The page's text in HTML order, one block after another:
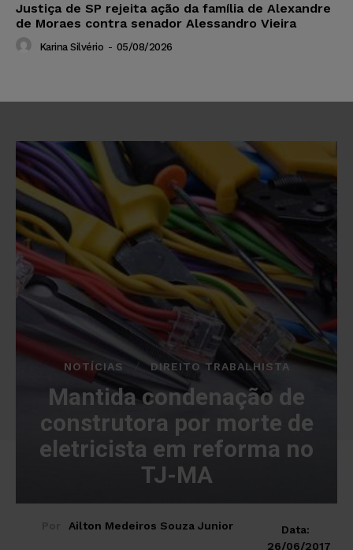
Justiça de SP rejeita ação da família de Alexandre
de Moraes contra senador Alessandro Vieira
Karina Silvério - 05/08/2026